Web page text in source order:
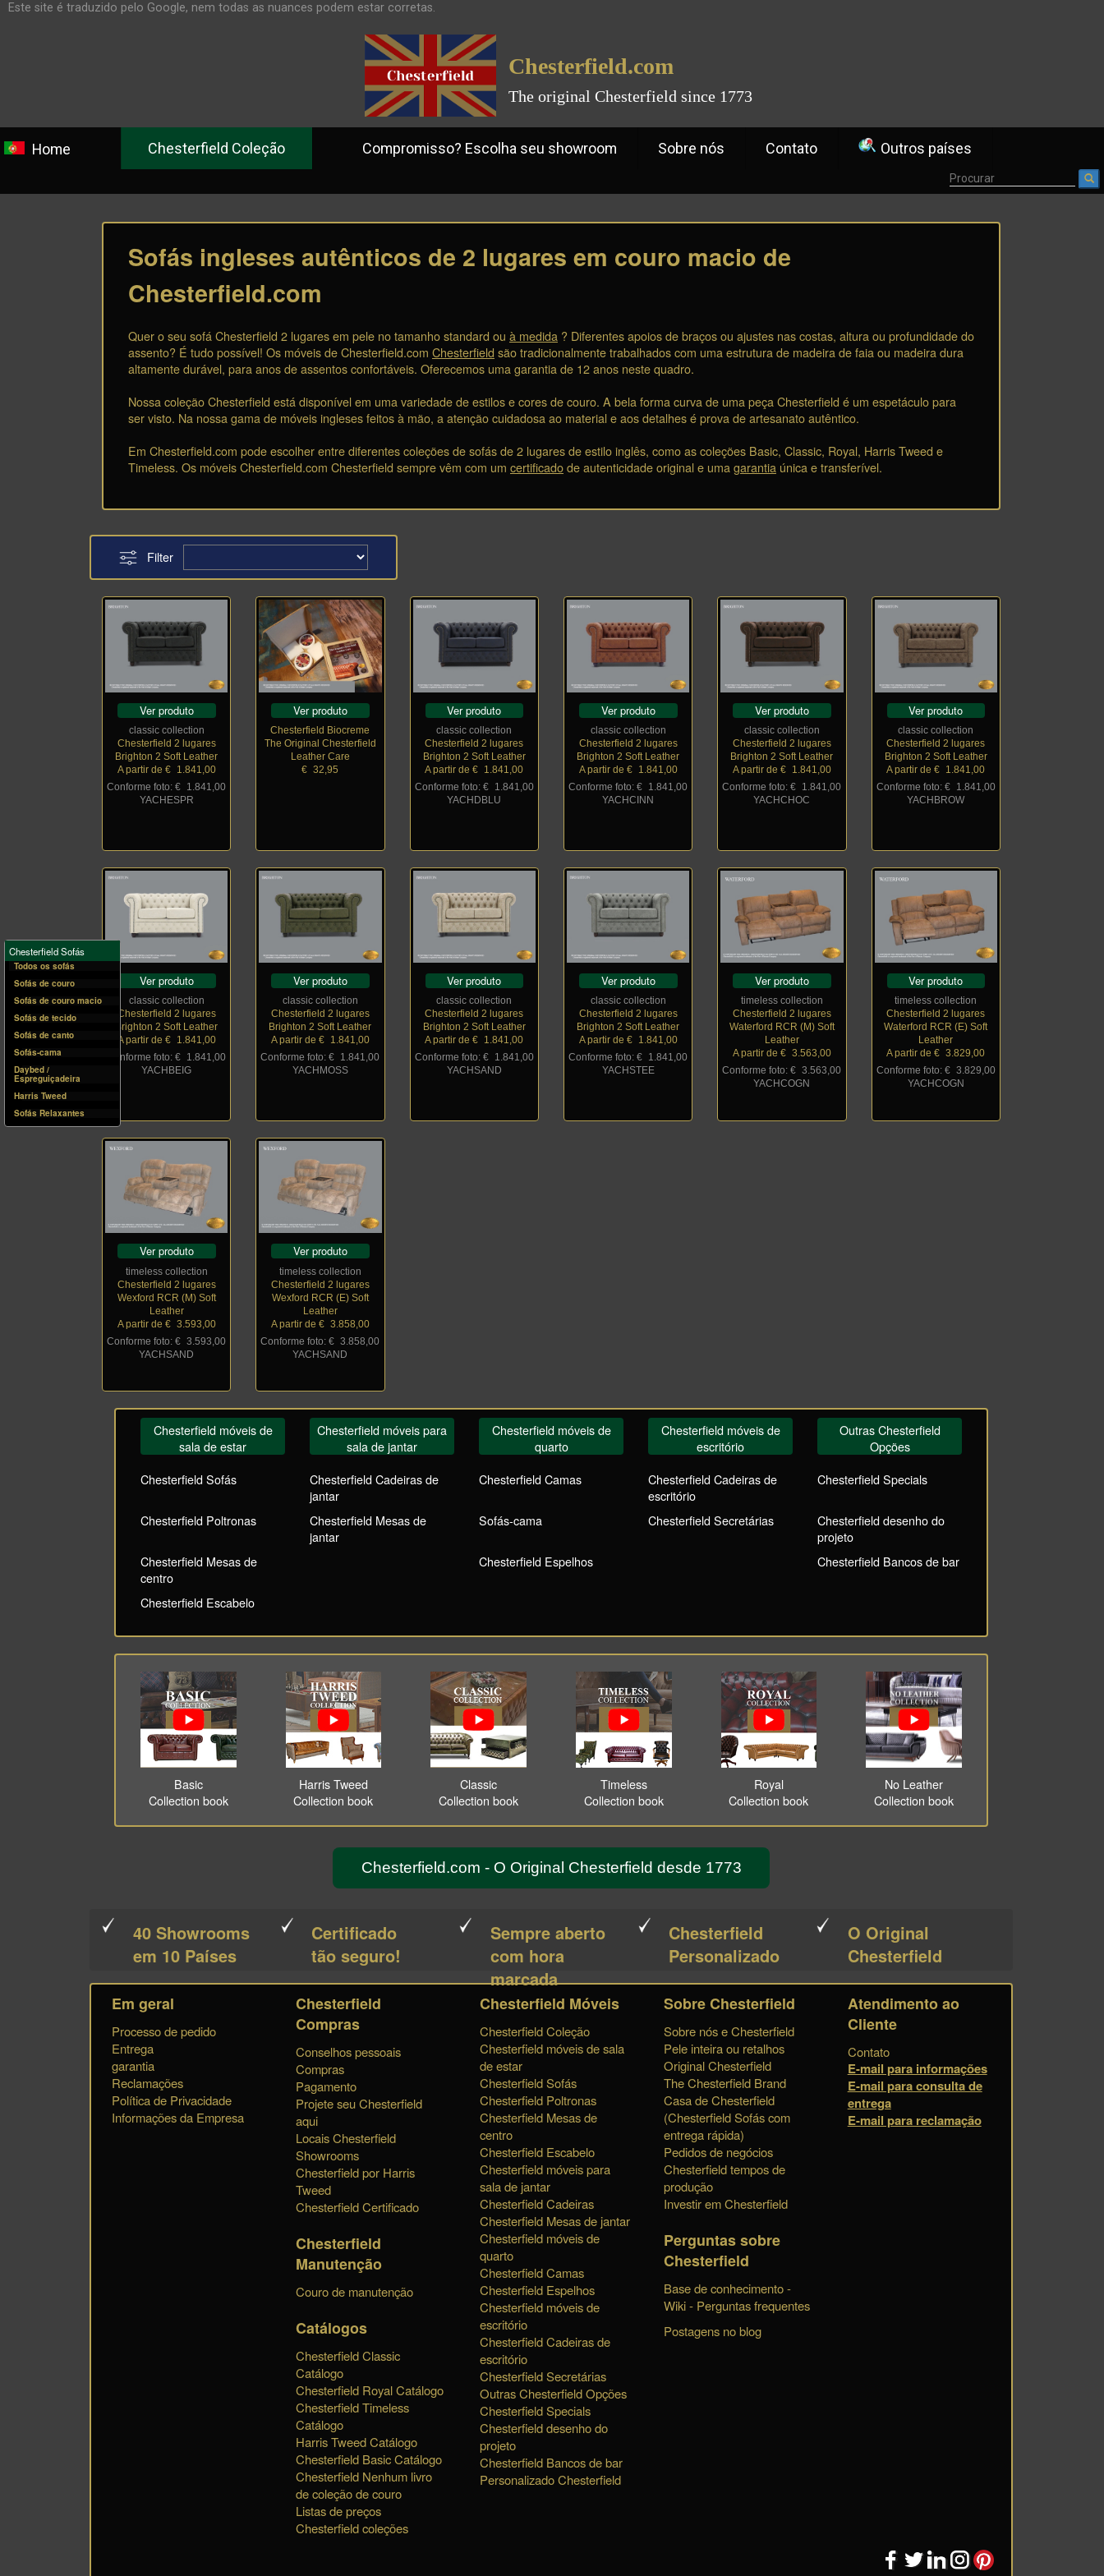
Este site é traduzido pelo Google, nem todas as nuances podem estar corretas.
Chesterfield.com
The original Chesterfield since 1773
Home Chesterfield Coleção Compromisso? Escolha seu showroom Sobre nós Contato Outros países
Sofás ingleses autênticos de 2 lugares em couro macio de
Chesterfield.com
Quer o seu sofá Chesterfield 2 lugares em pele no tamanho standard ou à medida ? Diferentes apoios de braços ou ajustes nas costas, altura ou profundidade do
assento? É tudo possível! Os móveis de Chesterfield.com Chesterfield são tradicionalmente trabalhados com uma estrutura de madeira de faia ou madeira dura
altamente durável, para anos de assentos confortáveis. Oferecemos uma garantia de 12 anos neste quadro.
Nossa coleção Chesterfield está disponível em uma variedade de estilos e cores de couro. A bela forma curva de uma peça Chesterfield é um espetáculo para
ser visto. Na nossa gama de móveis ingleses feitos à mão, a atenção cuidadosa ao material e aos detalhes é prova de artesanato autêntico.
Em Chesterfield.com pode escolher entre diferentes coleções de sofás de 2 lugares de estilo inglês, como as coleções Basic, Classic, Royal, Harris Tweed e
Timeless. Os móveis Chesterfield.com Chesterfield sempre vêm com um certificado de autenticidade original e uma garantia única e transferível.
Filter
Ver produto
classic collection
Chesterfield 2 lugares
Brighton 2 Soft Leather
A partir de €_
1.841,00
Conforme foto: €
1.841,00
YACHESPR
Ver produto
Chesterfield Biocreme
The Original Chesterfield
Leather Care
€ _32,95
Ver produto
classic collection
Chesterfield 2 lugares
Brighton 2 Soft Leather
A partir de €
1.841,00
Conforme foto: €_ 1.841,00
YACHDBLU
Ver produto
classic collection
Chesterfield 2 lugares
Brighton 2 Soft Leather
A partir de €_
1.841,00
Conforme foto: €
1.841,00
YACHCINN
Ver produto
classic collection
Chesterfield 2 lugares
Brighton 2 Soft Leather
A partir de €_ 1.841,00
Conforme foto: €
1.841,00
YACHCHOC
Ver produto
classic collection
Chesterfield 2 lugares
Brighton 2 Soft Leather
A partir de €
1.841,00
Conforme foto: €_
1.841,00
YACHBROW
Ver produto
classic collection
Chesterfield 2 lugares
Brighton 2 Soft Leather
A partir de €_
1.841,00
Conforme foto: €
1.841,00
YACHBEIG
Ver produto
classic collection
Chesterfield 2 lugares
Brighton 2 Soft Leather
A partir de €_ 1.841,00
Conforme foto: €
1.841,00
YACHMOSS
Ver produto
classic collection
Chesterfield 2 lugares
Brighton 2 Soft Leather
A partir de €
1.841,00
Conforme foto: €_ 1.841,00
YACHSAND
Ver produto
classic collection
Chesterfield 2 lugares
Brighton 2 Soft Leather
A partir de €_
1.841,00
Conforme foto: €
1.841,00
YACHSTEE
Ver produto
timeless collection
Chesterfield 2 lugares
Waterford RCR (M) Soft
Leather
A partir de €_ 3.563,00
Conforme foto: € _3.563,00
YACHCOGN
Ver produto
timeless collection
Chesterfield 2 lugares
Waterford RCR (E) Soft
Leather
A partir de € _3.829,00
Conforme foto: €_ 3.829,00
YACHCOGN
Ver produto
timeless collection
Chesterfield 2 lugares
Wexford RCR (M) Soft
Leather
A partir de €_ 3.593,00
Conforme foto: € _3.593,00
YACHSAND
Ver produto
timeless collection
Chesterfield 2 lugares
Wexford RCR (E) Soft
Leather
A partir de €_ 3.858,00
Conforme foto: € _3.858,00
YACHSAND
Chesterfield móveis de
sala de estar
Chesterfield Sofás
Chesterfield Poltronas
Chesterfield Mesas de
centro
Chesterfield Escabelo
Chesterfield móveis para
sala de jantar
Chesterfield Cadeiras de
jantar
Chesterfield Mesas de
jantar
Chesterfield móveis de
quarto
Chesterfield Camas
Sofás-cama
Chesterfield Espelhos
Chesterfield móveis de
escritório
Chesterfield Cadeiras de
escritório
Chesterfield Secretárias
Outras Chesterfield
Opções
Chesterfield Specials
Chesterfield desenho do
projeto
Chesterfield Bancos de bar
Basic
Collection book
Harris Tweed
Collection book
Classic
Collection book
Timeless
Collection book
Royal
Collection book
No Leather
Collection book
Chesterfield Sofás
Todos os sofás
Sofás de couro
Sofás de couro macio
Sofás de tecido
Sofás de canto
Sofás-cama
Daybed /
Espreguiçadeira
Harris Tweed
Sofás Relaxantes
Chesterfield.com - O Original Chesterfield desde 1773
40 Showrooms
em 10 Países
Certificado
tão seguro!
Sempre aberto
com hora
marcada
Chesterfield
Personalizado
O Original
Chesterfield
Em geral
Processo de pedido
Entrega
garantia
Reclamações
Política de Privacidade
Informações da Empresa
Chesterfield
Compras
Conselhos pessoais
Compras
Pagamento
Projete seu Chesterfield
aqui
Locais Chesterfield
Showrooms
Chesterfield por Harris
Tweed
Chesterfield Certificado
Chesterfield
Manutenção
Couro de manutenção
Catálogos
Chesterfield Classic
Catálogo
Chesterfield Royal Catálogo
Chesterfield Timeless
Catálogo
Harris Tweed Catálogo
Chesterfield Basic Catálogo
Chesterfield Nenhum livro
de coleção de couro
Listas de preços
Chesterfield coleções
Chesterfield Móveis
Chesterfield Coleção
Chesterfield móveis de sala
de estar
Chesterfield Sofás
Chesterfield Poltronas
Chesterfield Mesas de
centro
Chesterfield Escabelo
Chesterfield móveis para
sala de jantar
Chesterfield Cadeiras
Chesterfield Mesas de jantar
Chesterfield móveis de
quarto
Chesterfield Camas
Chesterfield Espelhos
Chesterfield móveis de
escritório
Chesterfield Cadeiras de
escritório
Chesterfield Secretárias
Outras Chesterfield Opções
Chesterfield Specials
Chesterfield desenho do
projeto
Chesterfield Bancos de bar
Personalizado Chesterfield
Sobre Chesterfield
Sobre nós e Chesterfield
Pele inteira ou retalhos
Original Chesterfield
The Chesterfield Brand
Casa de Chesterfield
(Chesterfield Sofás com
entrega rápida)
Pedidos de negócios
Chesterfield tempos de
produção
Investir em Chesterfield
Perguntas sobre
Chesterfield
Base de conhecimento -
Wiki - Perguntas frequentes
Postagens no blog
Atendimento ao
Cliente
Contato
E-mail para informações
E-mail para consulta de
entrega
E-mail para reclamação